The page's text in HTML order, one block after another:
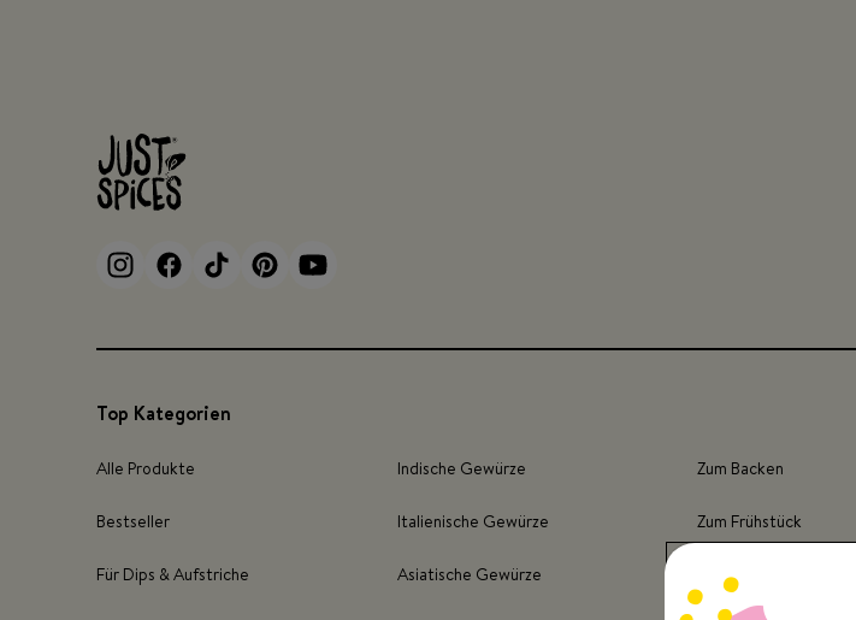
Top Kategorien
Alle Produkte
Bestseller
Für Dips & Aufstriche
Indische Gewürze
Italienische Gewürze
Asiatische Gewürze
Zum Backen
Zum Frühstück
Für Fleisch